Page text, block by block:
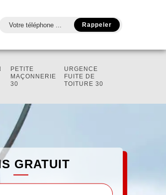
PETITE
MAÇONNERIE
30
URGENCE
FUITE DE
TOITURE 30
GRATUIT